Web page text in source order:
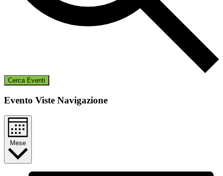
Cerca Eventi
Evento Viste Navigazione
Mese